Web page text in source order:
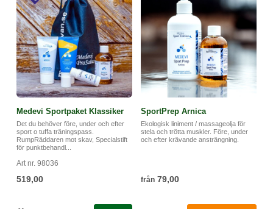
Medevi Sportpaket Klassiker
Det du behöver före, under och efter
sport o tuffa träningspass.
RumpRäddaren mot skav, Specialstift
för punktbehandl...
Art nr. 98036
519,00
SportPrep Arnica
Ekologisk liniment / massageolja för
stela och trötta muskler. Före, under
och efter krävande ansträngning.
från 79,00